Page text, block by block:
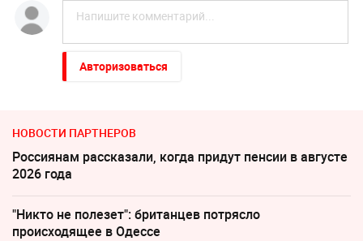
Авторизоваться
НОВОСТИ ПАРТНЕРОВ
Россиянам рассказали, когда придут пенсии в августе
2026 года
"Никто не полезет": британцев потрясло
происходящее в Одессе